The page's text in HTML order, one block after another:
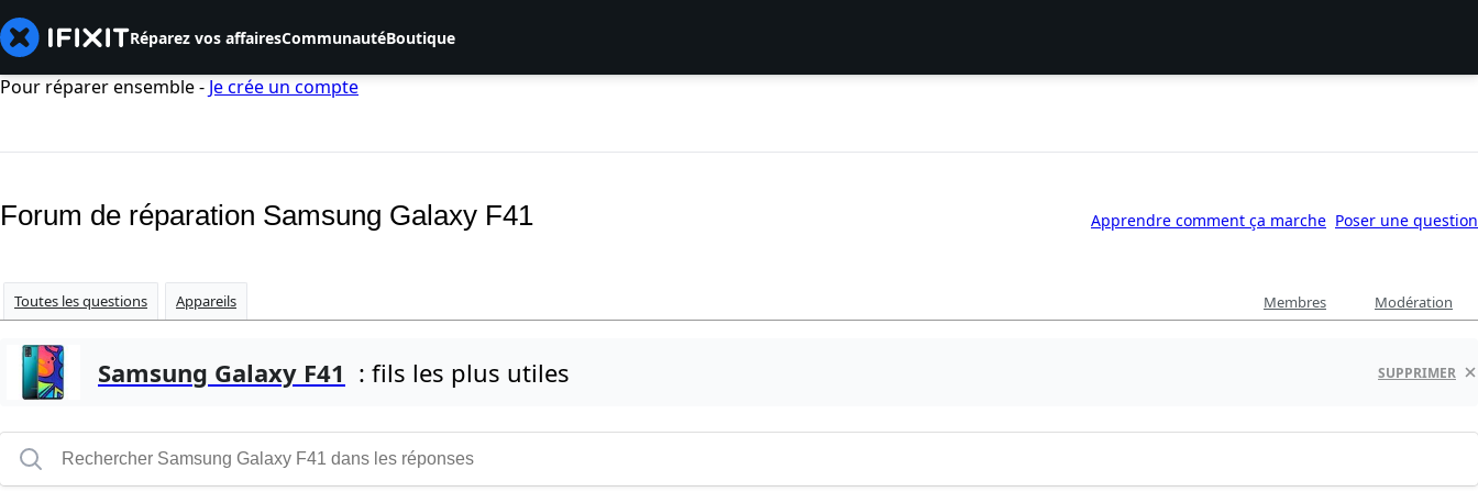
Réparez vos affairesCommunautéBoutique
Pour réparer ensemble - Je crée un compte
Forum de réparation Samsung Galaxy F41 Apprendre comment ça marche Poser une question
Toutes les questions Appareils Membres Modération
Samsung Galaxy F41 : fils les plus utiles SUPPRIMER